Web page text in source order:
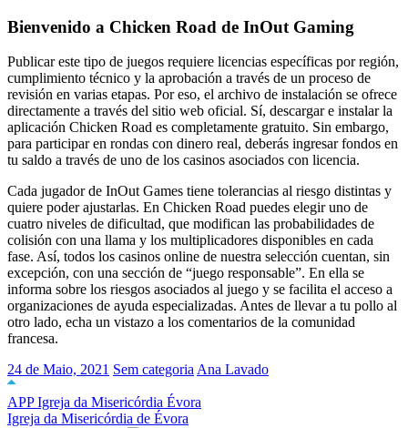
Bienvenido a Chicken Road de InOut Gaming
Publicar este tipo de juegos requiere licencias específicas por región,
cumplimiento técnico y la aprobación a través de un proceso de
revisión en varias etapas. Por eso, el archivo de instalación se ofrece
directamente a través del sitio web oficial. Sí, descargar e instalar la
aplicación Chicken Road es completamente gratuito. Sin embargo,
para participar en rondas con dinero real, deberás ingresar fondos en
tu saldo a través de uno de los casinos asociados con licencia.
Cada jugador de InOut Games tiene tolerancias al riesgo distintas y
quiere poder ajustarlas. En Chicken Road puedes elegir uno de
cuatro niveles de dificultad, que modifican las probabilidades de
colisión con una llama y los multiplicadores disponibles en cada
fase. Así, todos los casinos online de nuestra selección cuentan, sin
excepción, con una sección de “juego responsable”. En ella se
informa sobre los riesgos asociados al juego y se facilita el acceso a
organizaciones de ayuda especializadas. Antes de llevar a tu pollo al
otro lado, echa un vistazo a los comentarios de la comunidad
francesa.
24 de Maio, 2021 Sem categoriaAna Lavado
APP Igreja da Misericórdia Évora
Igreja da Misericórdia de Évora